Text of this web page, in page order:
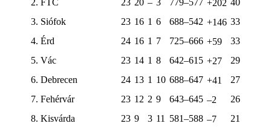
2. FTC
23 20 – 3 779–577 +202 40
3. Siófok
23 16 1 6 688–542 +146 33
4. Érd
24 16 1 7 725–666 +59
33
5. Vác
23 14 1 8 642–615 +27
29
6. Debrecen
24 13 1 10 688–647 +41
27
7. Fehérvár
23 12 2 9 643–645 –2
26
8. Kisvárda
23 9 3 11 581–588 –7
21